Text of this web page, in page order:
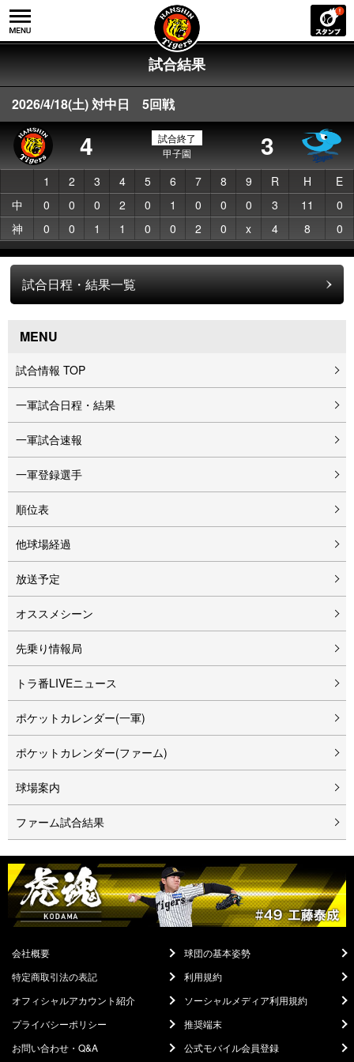
試合結果
2026/4/18(土) 対中日 5回戦
4
試合終了
甲子園
3
1 2 3 4 5 6 7 8 9 R H
E
中
0 0 0 2 0 1 0 0 0 3 11
0
神
0 0 1 1 0 0 2 0 x 4 8 0
試合日程・結果一覧
MENU
試合情報 TOP
一軍試合日程・結果
一軍試合速報
一軍登録選手
順位表
他球場経過
放送予定
オススメシーン
先乗り情報局
トラ番LIVEニュース
ポケットカレンダー(一軍)
ポケットカレンダー(ファーム)
球場案内
ファーム試合結果
会社概要
球団の基本姿勢
特定商取引法の表記
利用規約
オフィシャルアカウント紹介
ソーシャルメディア利用規約
プライバシーポリシー
推奨端末
お問い合わせ・Q&A
公式モバイル会員登録